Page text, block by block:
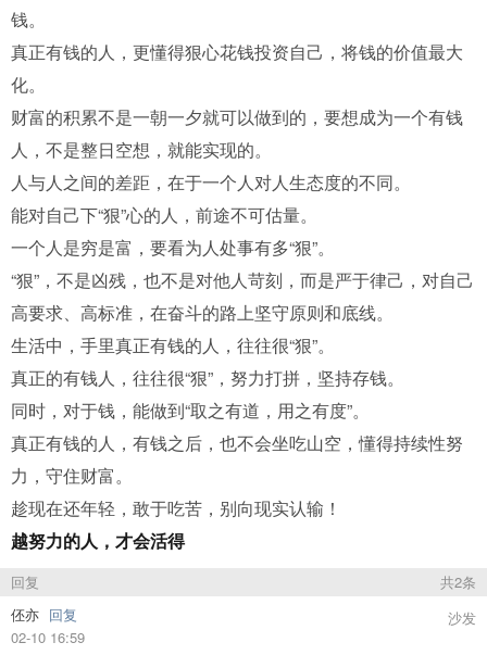
钱。
真正有钱的人，更懂得狠心花钱投资自己，将钱的价值最大
化。
财富的积累不是一朝一夕就可以做到的，要想成为一个有钱
人，不是整日空想，就能实现的。
人与人之间的差距，在于一个人对人生态度的不同。
能对自己下“狠”心的人，前途不可估量。
一个人是穷是富，要看为人处事有多“狠”。
“狠”，不是凶残，也不是对他人苛刻，而是严于律己，对自己
高要求、高标准，在奋斗的路上坚守原则和底线。
生活中，手里真正有钱的人，往往很“狠”。
真正的有钱人，往往很“狠”，努力打拼，坚持存钱。
同时，对于钱，能做到“取之有道，用之有度”。
真正有钱的人，有钱之后，也不会坐吃山空，懂得持续性努
力，守住财富。
趁现在还年轻，敢于吃苦，别向现实认输！
越努力的人，才会活得
回复
共2条
伾亦 回复
02-10 16:59
沙发